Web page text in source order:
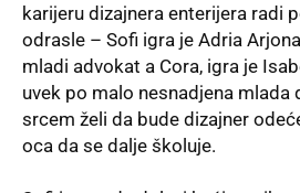
karijeru dizajnera enterijera radi
odrasle – Sofi igra je Adria
mladi advokat a Cora, igra je
uvek po malo nesnadjena mlada
srcem želi da bude dizajner
oca da se dalje školuje.